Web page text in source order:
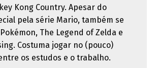
Kong Country. Apesar do
pela série Mario, também se
The Legend of Zelda e
Costuma jogar no (pouco)
os estudos e o trabalho.